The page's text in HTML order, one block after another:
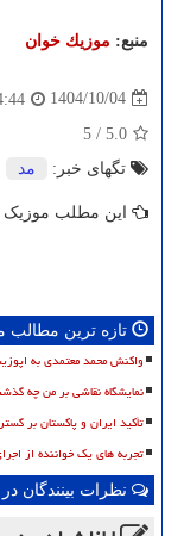
منبع: موزیك خوان
1404/10/04
5.0
/
5
تگهای خبر:
مد
این مطلب موزیک
تازه ترین مطالب
واکنش محمد معتمدی به
نمایشگاه نقاشی بر من چه
تأکید ایران و پاکستان بر
تجربه های یک خواننده از
نظرات بینندگان